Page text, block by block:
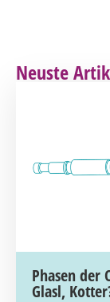
Neuste
Phasen der
Glasl,